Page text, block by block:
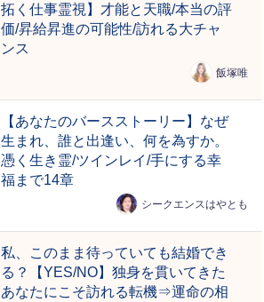
拓く仕事霊視】才能と天職/本当の評
価/昇給昇進の可能性/訪れる大チャ
ンス
飯塚唯
【あなたのバースストーリー】なぜ
生まれ、誰と出逢い、何を為すか。
憑く生き霊/ツインレイ/手にする幸
福まで14章
シークエンスはやとも
私、このまま待っていても結婚でき
る？【YES/NO】独身を貫いてきた
あなたにこそ訪れる転機⇒運命の相